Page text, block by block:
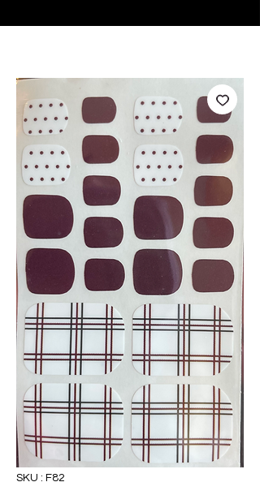
SKU : F82